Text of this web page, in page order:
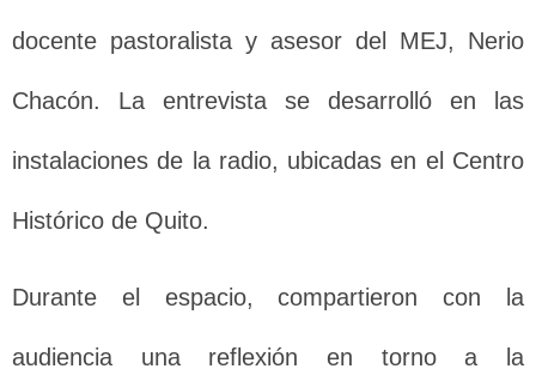
docente pastoralista y asesor del MEJ, Nerio
Chacón. La entrevista se desarrolló en las
instalaciones de la radio, ubicadas en el Centro
Histórico de Quito.
Durante el espacio, compartieron con la
audiencia una reflexión en torno a la